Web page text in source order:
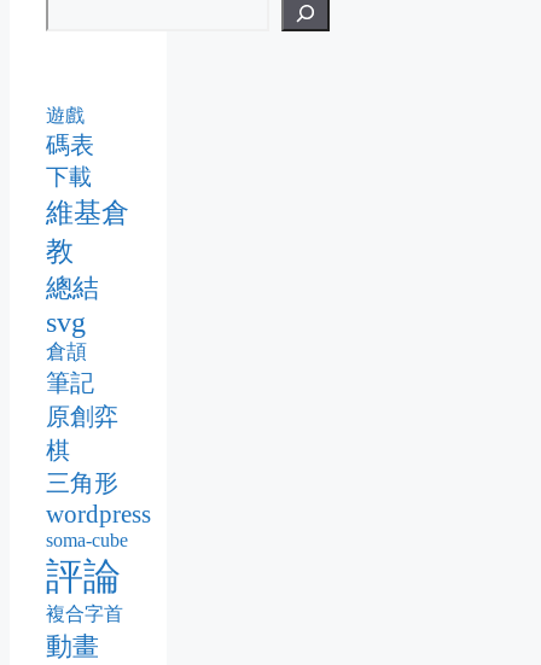
遊戲
碼表
下載
維基倉
教
總結
svg
倉頡
筆記
原創弈
棋
三角形
wordpress
soma-cube
評論
複合字首
動畫